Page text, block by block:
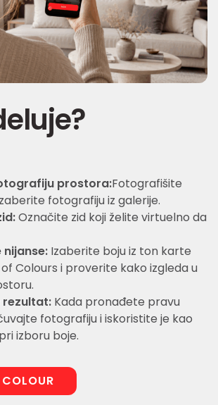
prostora:Fotografišite
fotografiju iz galerije.
Označite zid koji želite virtuelno da
Izaberite boju iz ton karte
Colours i proverite kako izgleda u
rezultat: Kada pronađete pravu
fotografiju i iskoristite je kao
izboru boje.